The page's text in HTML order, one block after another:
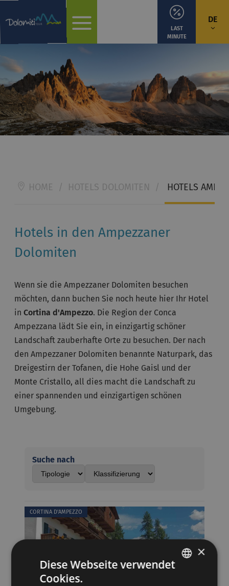
DE
LAST
MINUTE
HOME / HOTELS DOLOMITEN / HOTELS
Hotels in den Ampezzaner
Dolomiten
Wenn sie die Ampezzaner Dolomiten besuchen
möchten, dann buchen Sie noch heute hier Ihr Hotel
in Cortina d'Ampezzo. Die Region der Conca
Ampezzana lädt Sie ein, in einzigartig schöner
Landschaft zauberhafte Orte zu besuchen. Der nach
den Ampezzaner Dolomiten benannte Naturpark, das
Dreigestirn der Tofanen, die Hohe Gaisl und der
Monte Cristallo, all dies macht die Landschaft zu
einer spannenden und einzigartigen schönen
Umgebung.
Suche nach
CORTINA D'AMPEZZO
×
Diese Webseite verwendet
Cookies.